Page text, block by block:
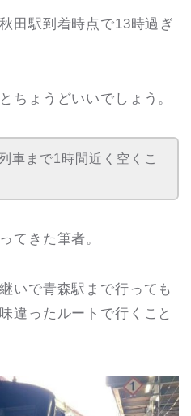
田駅到着時点で13時過ぎ
ちょうどいいでしょう。
車まで1時間近く空くこ
てきた筆者。
いで青森駅まで行っても
違ったルートで行くこと